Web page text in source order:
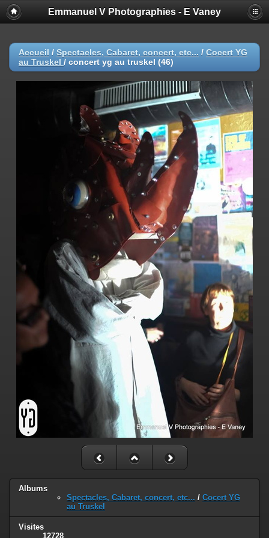
Emmanuel V Photographies - E Vaney
Accueil / Spectacles, Cabaret, concert, etc... / Cocert YG
au Truskel / concert yg au truskel (46)
Albums
Spectacles, Cabaret, concert, etc... / Cocert YG
au Truskel
Visites
12728